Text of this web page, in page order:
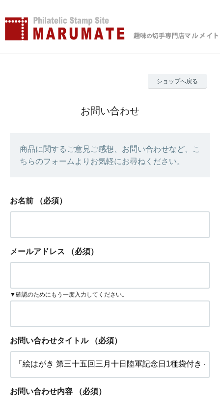
ショップへ戻る
お問い合わせ
商品に関するご意見ご感想、お問い合わせなど、こ
ちらのフォームよりお気軽にお尋ねください。
お名前 （必須）
メールアドレス （必須）
▼確認のためにもう一度入力してください。
お問い合わせタイトル （必須）
お問い合わせ内容 （必須）